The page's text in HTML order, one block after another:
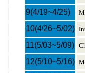
9(4/19~4/25)
10(4/26~5/02)
11(5/03~5/09)
12(5/10~5/16)